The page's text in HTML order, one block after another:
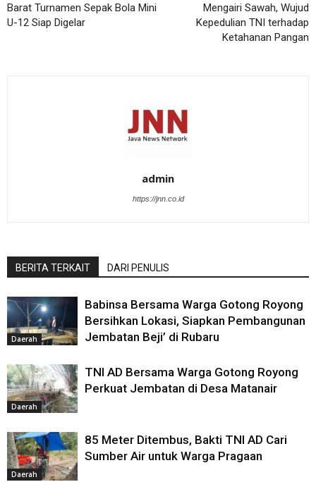
Barat Turnamen Sepak Bola Mini
U-12 Siap Digelar
Mengairi Sawah, Wujud
Kepedulian TNI terhadap
Ketahanan Pangan
admin
https://jnn.co.id
BERITA TERKAIT DARI PENULIS
Daerah
Babinsa Bersama Warga Gotong Royong
Bersihkan Lokasi, Siapkan Pembangunan
Jembatan Beji’ di Rubaru
Daerah
TNI AD Bersama Warga Gotong Royong
Perkuat Jembatan di Desa Matanair
Daerah
85 Meter Ditembus, Bakti TNI AD Cari
Sumber Air untuk Warga Pragaan